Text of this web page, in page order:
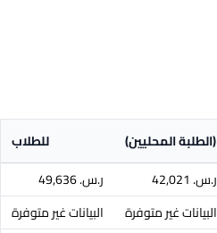
(الطلبة المحليين)
للطلاب
ر.س.‏ 42,021
ر.س.‏ 49,636
البيانات غير متوفرة البيانات غير متوفرة